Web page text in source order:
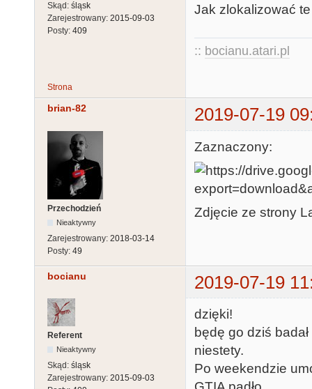
Skąd: śląsk
Zarejestrowany: 2015-09-03
Posty: 409
Jak zlokalizować
:: bocianu.atari.pl
Strona
brian-82 2019-07-19
Przechodzień
Nieaktywny
Zarejestrowany: 2018-03-14
Posty: 49
Zaznaczony:
Zdjęcie ze strony
bocianu 2019-07-19
Referent
Nieaktywny
Skąd: śląsk
Zarejestrowany: 2015-09-03
dzięki!
będę go dziś
niestety.
Po weekendzie